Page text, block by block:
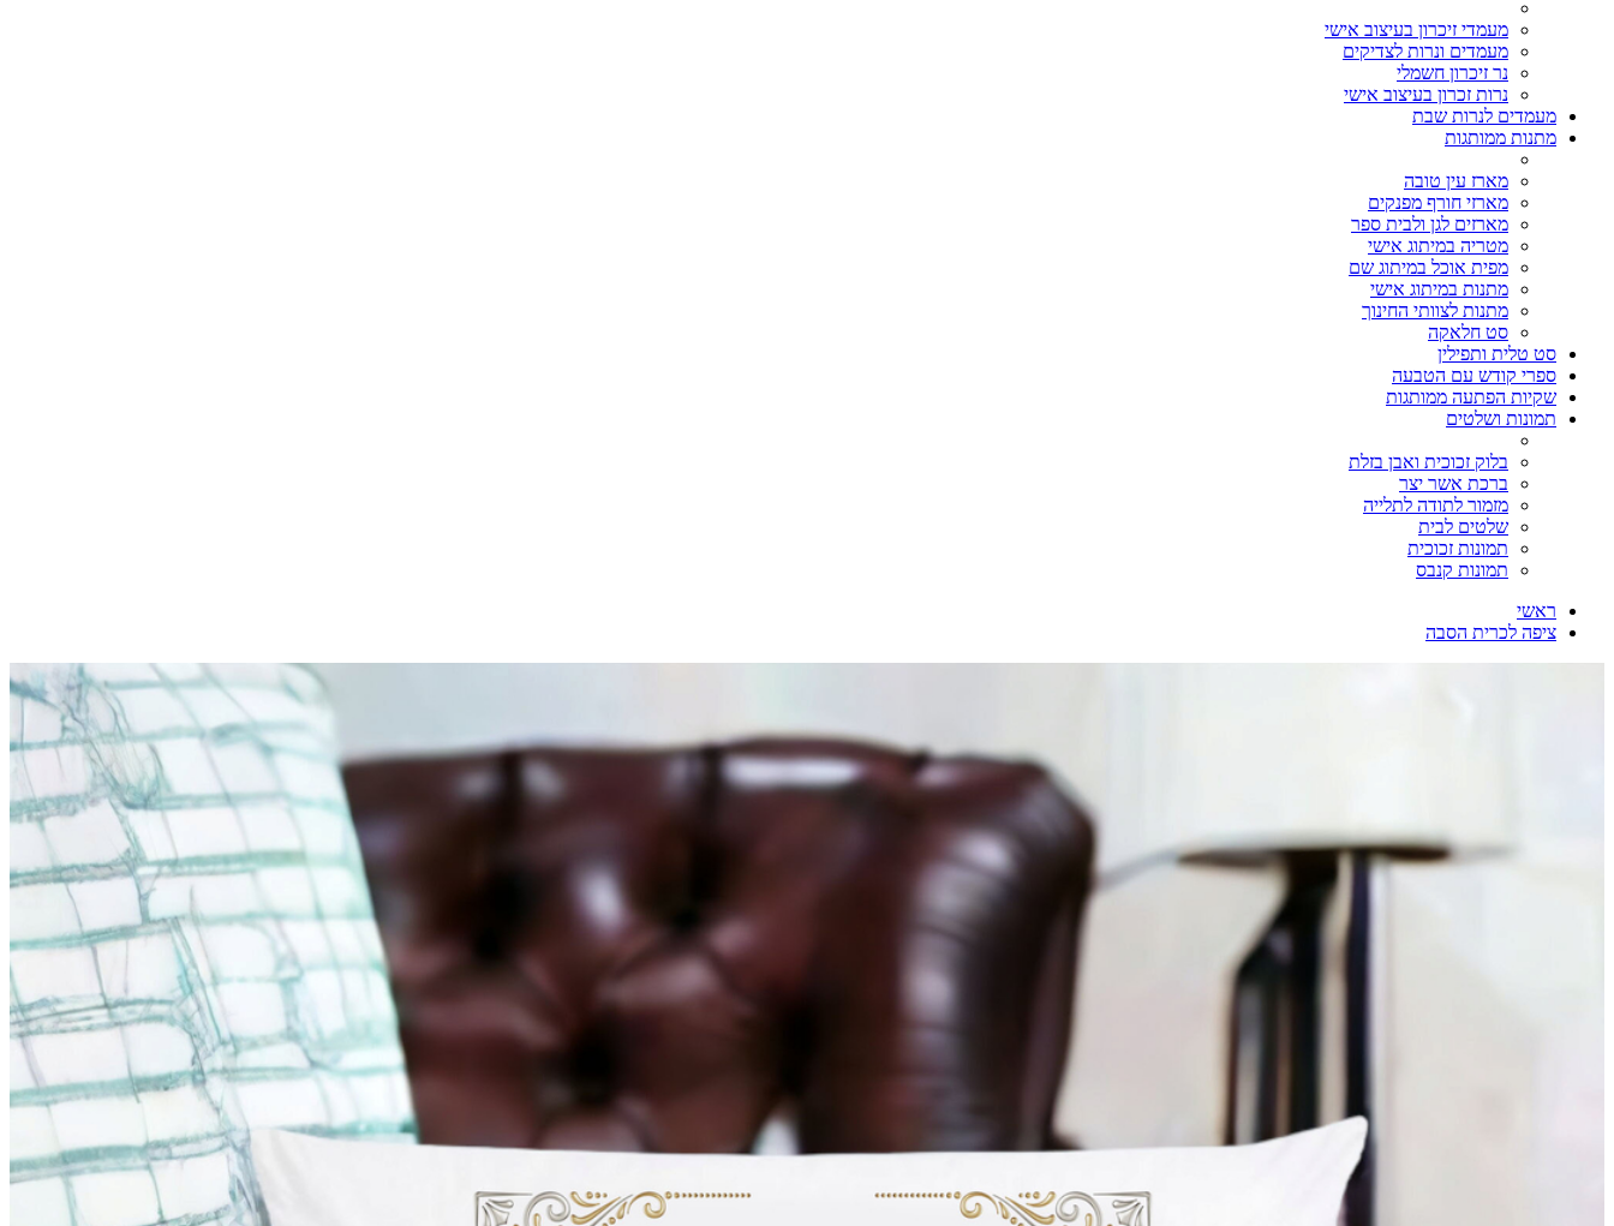
מעמדי זיכרון בעיצוב אישי
מעמדים ונרות לצדיקים
נר זיכרון חשמלי
נרות זכרון בעיצוב אישי
מעמדים לנרות שבת
מתנות ממותגות
מארז עין טובה
מארזי חורף מפנקים
מארזים לגן ולבית ספר
מטריה במיתוג אישי
מפית אוכל במיתוג שם
מתנות במיתוג אישי
מתנות לצוותי החינוך
סט חלאקה
סט טלית ותפילין
ספרי קודש עם הטבעה
שקיות הפתעה ממותגות
תמונות ושלטים
בלוק זכוכית ואבן בזלת
ברכת אשר יצר
מזמור לתודה לתלייה
שלטים לבית
תמונות זכוכית
תמונות קנבס
ראשי
ציפה לכרית הסבה